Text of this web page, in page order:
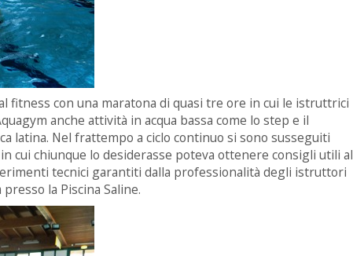
fitness con una maratona di quasi tre ore in cui le istruttrici
anche attività in acqua bassa come lo step e il
latina. Nel frattempo a ciclo continuo si sono susseguiti
cui chiunque lo desiderasse poteva ottenere consigli utili al
tecnici garantiti dalla professionalità degli istruttori
la Piscina Saline.